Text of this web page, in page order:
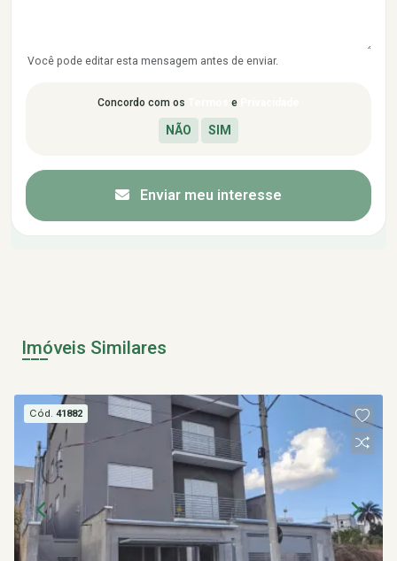
Você pode editar esta mensagem antes de enviar.
Concordo com os e
Enviar meu interesse
Imóveis Similares
Cód.41882